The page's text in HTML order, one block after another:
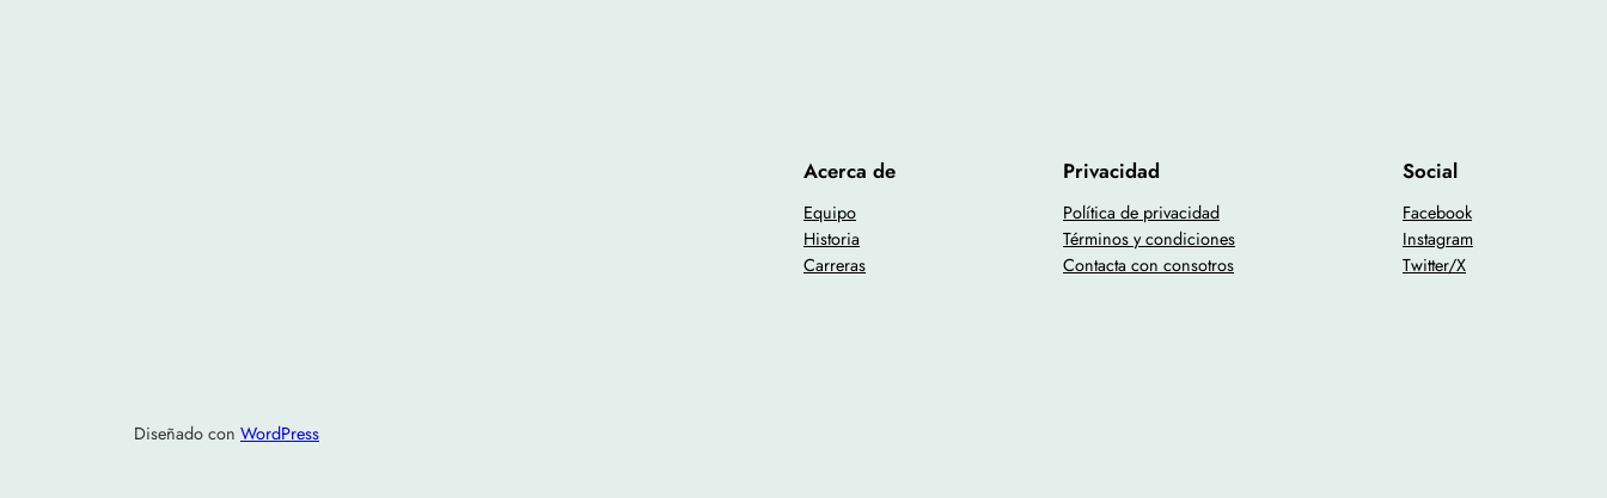
Acerca de
Equipo
Historia
Carreras
Privacidad
Política de privacidad
Términos y condiciones
Contacta con consotros
Social
Facebook
Instagram
Twitter/X
Diseñado con WordPress